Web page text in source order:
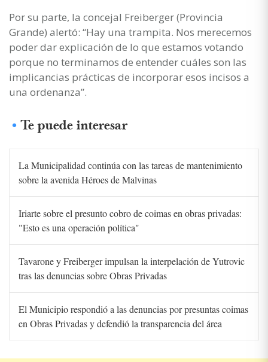
Por su parte, la concejal Freiberger (Provincia
Grande) alertó: “Hay una trampita. Nos merecemos
poder dar explicación de lo que estamos votando
porque no terminamos de entender cuáles son las
implicancias prácticas de incorporar esos incisos a
una ordenanza”.
Te puede interesar
La Municipalidad continúa con las tareas de mantenimiento
sobre la avenida Héroes de Malvinas
Iriarte sobre el presunto cobro de coimas en obras privadas:
"Esto es una operación política"
Tavarone y Freiberger impulsan la interpelación de Yutrovic
tras las denuncias sobre Obras Privadas
El Municipio respondió a las denuncias por presuntas coimas
en Obras Privadas y defendió la transparencia del área